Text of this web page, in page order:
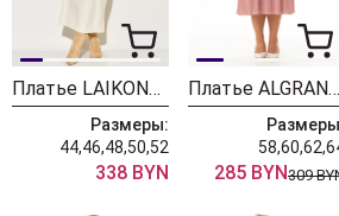
Платье LAIKONY L-774-1 молочный
Размеры:
44,46,48,50,52
338 BYN
Платье ALGRANDA (Новелла Шарм) 4110-3
285 BYN309